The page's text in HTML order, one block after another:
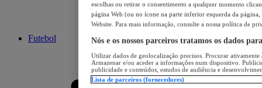
Futebol
escolhas ou retirar o consentimento a qualquer momento
página Web (ou no ícone na parte inferior esquerda da página,
Website. Para mais informação, consulte a nossa política de
Nós e os nossos parceiros tratamos os dados
Utilizar dados de geolocalização precisos. Procurar
Armazenar e/ou aceder a informações num dispositivo.
publicidade e conteúdos, estudos de audiência e
Lista de parceiros (fornecedores)